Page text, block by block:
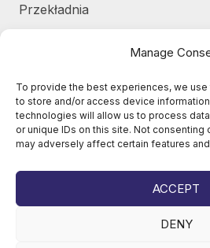
Manage
To provide the best experiences, we
to store and/or access device
technologies will allow us to process
or unique IDs on this site. Not consenting
may adversely affect certain features
ACCEPT
DENY
Przekładnia
Układ chłodzenia / Skraplacze
Zbiorniki / Pojemniki
Żurawie do harvesterów /
Żurawie samochodowe / części